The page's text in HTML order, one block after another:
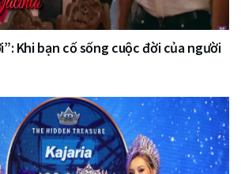
Khi bạn cố sống cuộc đời của người